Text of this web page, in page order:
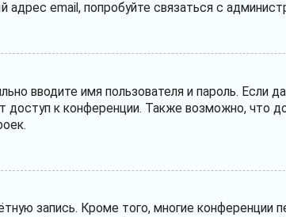
адрес email, попробуйте связаться с
вводите имя пользователя и пароль. Если
к конференции. Также возможно, что
запись. Кроме того, многие конференции